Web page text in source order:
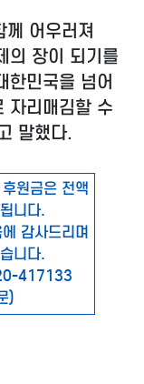
어우러져
의 장이 되기를
한민국을 넘어
자리매김할 수
말했다.
원금은 전액
니다.
감사드리며
니다.
417133
)